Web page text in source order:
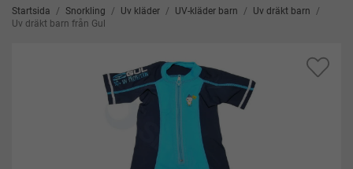
Se våra aktuella kampanjer här!
Startsida / Snorkling / Uv kläder / UV-kläder barn / Uv dräkt barn
/
Uv dräkt barn från Gul